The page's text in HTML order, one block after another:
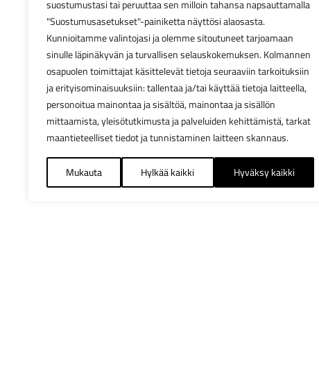
suostumustasi tai peruuttaa sen milloin tahansa napsauttamalla
"Suostumusasetukset"-painiketta näyttösi alaosasta.
Kunnioitamme valintojasi ja olemme sitoutuneet tarjoamaan
sinulle läpinäkyvän ja turvallisen selauskokemuksen. Kolmannen
osapuolen toimittajat käsittelevät tietoja seuraaviin tarkoituksiin
ja erityisominaisuuksiin: tallentaa ja/tai käyttää tietoja laitteella,
personoitua mainontaa ja sisältöä, mainontaa ja sisällön
mittaamista, yleisötutkimusta ja palveluiden kehittämistä, tarkat
maantieteelliset tiedot ja tunnistaminen laitteen skannaus.
Mukauta
Hylkää kaikki Hyväksy kaikki